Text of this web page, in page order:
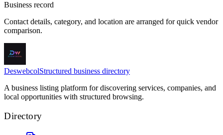
Business record
Contact details, category, and location are arranged for quick vendor
comparison.
DeswebcolStructured business directory
A business listing platform for discovering services, companies, and
local opportunities with structured browsing.
Directory